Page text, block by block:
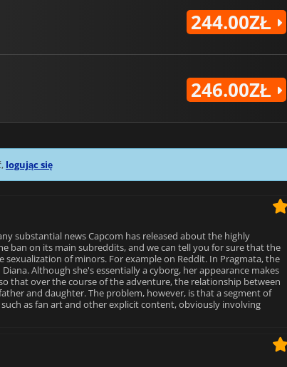
244.00ZŁ
246.00ZŁ
logując się
substantial news Capcom has released about the highly
ban on its main subreddits, and we can tell you for sure that the
of minors. For example on Reddit. In Pragmata, the
Although she's essentially a cyborg, her appearance makes
that over the course of the adventure, the relationship between
and daughter. The problem, however, is that a segment of
as fan art and other explicit content, obviously involving